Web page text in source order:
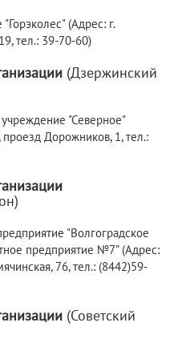
(Адрес: г.
тел.: 39-70-60)
(Дзержинский
"Северное"
проезд Дорожников, 1, тел.:
"Волгоградское
предприятие №7" (Адрес:
76, тел.: (8442)59-
(Советский